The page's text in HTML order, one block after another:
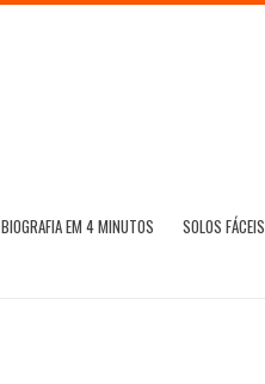
BIOGRAFIA EM 4 MINUTOS SOLOS FÁCEIS